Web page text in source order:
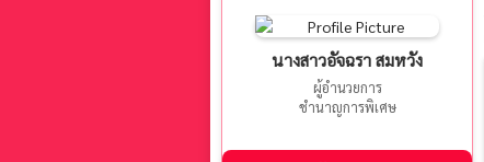
นางสาวอัจฉรา สมหวัง
ผู้อำนวยการ
ชำนาญการพิเศษ